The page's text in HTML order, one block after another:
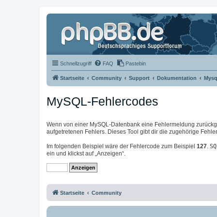
Schnellzugriff FAQ Pastebin
Startseite Community Support Dokumentation
MySQL-Fehlercodes
Wenn von einer MySQL-Datenbank eine Fehlermeldung
aufgetretenen Fehlers. Dieses Tool gibt dir die zugehörige
Im folgenden Beispiel wäre der Fehlercode zum Beispiel 127.
ein und klickst auf „Anzeigen“.
Startseite Community